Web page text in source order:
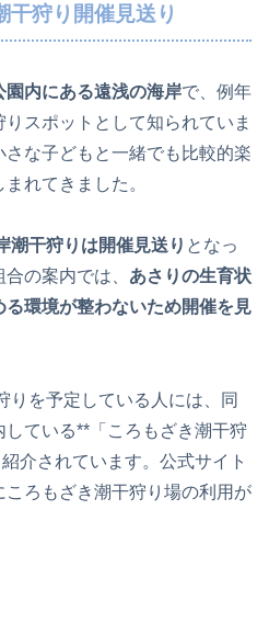
干狩り開催見送り
園内にある遠浅の海岸で、例年
スポットとして知られていま
な子どもと一緒でも比較的楽
れてきました。
潮干狩りは開催見送り となっ
の案内では、 あさりの生育状
環境が整わないため開催を見
りを予定している人には、同
している**「ころもざき潮干狩
介されています。公式サイト
ろもざき潮干狩り場の利用が